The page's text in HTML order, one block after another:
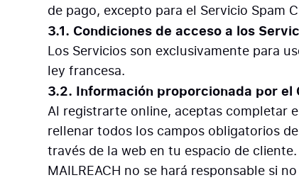
de pago, excepto para el Servicio Spam
3.1. Condiciones de acceso a los
Los Servicios son exclusivamente para
ley francesa.
3.2. Información proporcionada por el
Al registrarte online, aceptas completar
rellenar todos los campos obligatorios
través de la web en tu espacio de cliente.
MAILREACH no se hará responsable si